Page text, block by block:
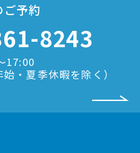
予約
8243
17:00
・夏季休暇を除く）